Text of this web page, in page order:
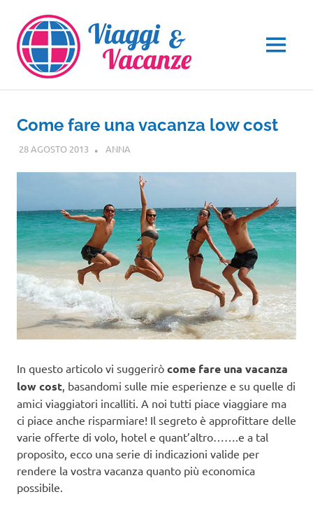
contenuto
MENU
Come fare una vacanza low cost
28 AGOSTO 2013 ANNA
In questo articolo vi suggerirò come fare una vacanza
low cost, basandomi sulle mie esperienze e su quelle di
amici viaggiatori incalliti. A noi tutti piace viaggiare ma
ci piace anche risparmiare! Il segreto è approfittare delle
varie offerte di volo, hotel e quant’altro…….e a tal
proposito, ecco una serie di indicazioni valide per
rendere la vostra vacanza quanto più economica
possibile.